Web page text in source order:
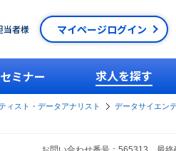
当者様 マイページログイン
ミナー 求人を探す
ィスト・データアナリスト
データサイエン